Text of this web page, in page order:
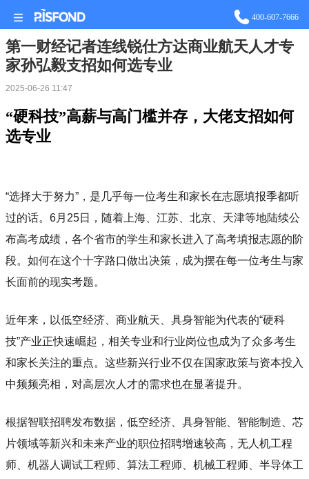
400-607-7666
第一财经记者连线锐仕方达商业航天人才专
家孙弘毅支招如何选专业
2025-06-26 11:47
“硬科技”高薪与高门槛并存，大佬支招如何
选专业
“选择大于努力”，是几乎每一位考生和家长在志愿填报季都听
过的话。6月25日，随着上海、江苏、北京、天津等地陆续公
布高考成绩，各个省市的学生和家长进入了高考填报志愿的阶
段。如何在这个十字路口做出决策，成为摆在每一位考生与家
长面前的现实考题。
近年来，以低空经济、商业航天、具身智能为代表的“硬科
技”产业正快速崛起，相关专业和行业岗位也成为了众多考生
和家长关注的重点。这些新兴行业不仅在国家政策与资本投入
中频频亮相，对高层次人才的需求也在显著提升。
根据智联招聘发布数据，低空经济、具身智能、智能制造、芯
片领域等新兴和未来产业的职位招聘增速较高，无人机工程
师、机器人调试工程师、算法工程师、机械工程师、半导体工